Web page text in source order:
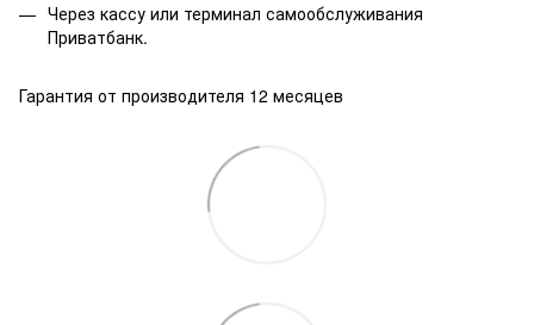
Через кассу или терминал самообслуживания
Приватбанк.
Гарантия от производителя 12 месяцев